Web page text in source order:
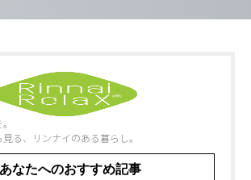
る、リンナイのある暮らし。
あなたへのおすすめ記事